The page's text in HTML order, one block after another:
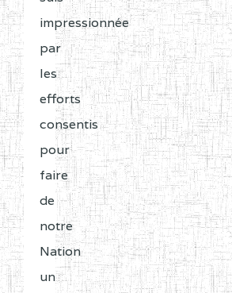
impressionnée
par
les
efforts
consentis
pour
faire
de
notre
Nation
un